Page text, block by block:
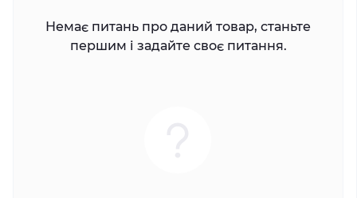
Немає питань про даний товар, станьте
першим і задайте своє питання.